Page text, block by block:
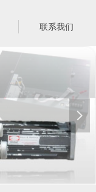
联系我们
넲